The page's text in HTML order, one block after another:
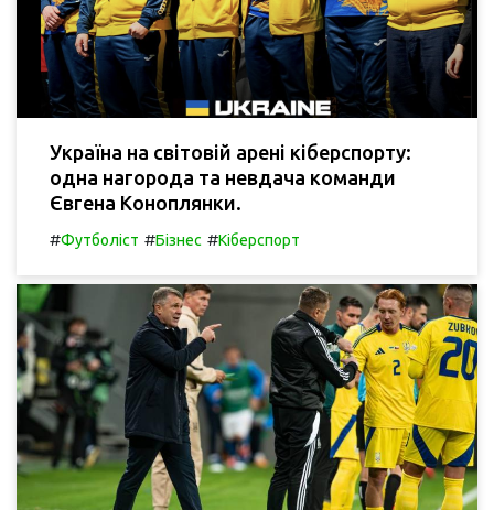
Україна на світовій арені кіберспорту:
одна нагорода та невдача команди
Євгена Коноплянки.
#Футболіст #Бізнес #Кіберспорт